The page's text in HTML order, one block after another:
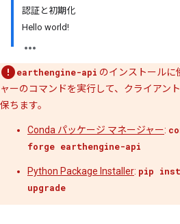
認証と初期化
Hello world!
earthengine-api のインストールに
ャーのコマンドを実行して、クライアン
保ちます。
Conda パッケージ マネージャー:
forge earthengine-api
Python Package Installer: pip
upgrade